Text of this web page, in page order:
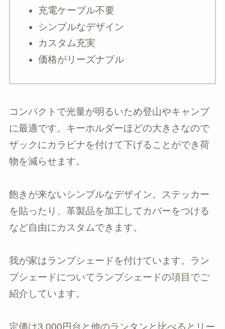
充電ケーブル不要
シンプルなデザイン
カスタム充実
価格がリーズナブル
コンパクトで光量が明るいため登山やキャンプ
に最適です。キーホルダーほどの大きさなので
ザックにカラビナを付けて下げることができ荷
物を減らせます。
飽きが来ないシンプルなデザイン。ステッカー
を貼ったり、革製品を加工してカバーをつける
など自由にカスタムできます。
我が家はランプシェードを付けています。ラン
プシェードについてランプシェードの項目でご
紹介しています。
定価は3,000円台と他のランタンと比べるとリー